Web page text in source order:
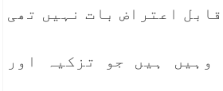
اعتراض بات نہیں تھی
وہیں ہیں جو تزکیہ اور